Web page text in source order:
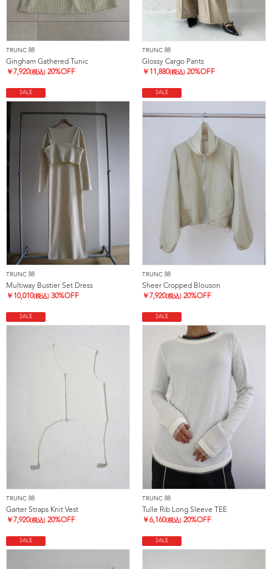
TRUNC 88
Gingham Gathered Tunic
￥ 7,920(税込) 20%OFF
TRUNC 88
Glossy Cargo Pants
￥ 11,880(税込) 20%OFF
SALE
TRUNC 88
Multiway Bustier Set Dress
￥ 10,010(税込) 30%OFF
SALE
TRUNC 88
Sheer Cropped Blouson
￥ 7,920(税込) 20%OFF
SALE
TRUNC 88
Garter Straps Knit Vest
￥ 7,920(税込) 20%OFF
SALE
TRUNC 88
Tulle Rib Long Sleeve TEE
￥6,160(税込) 20%OFF
SALE SALE